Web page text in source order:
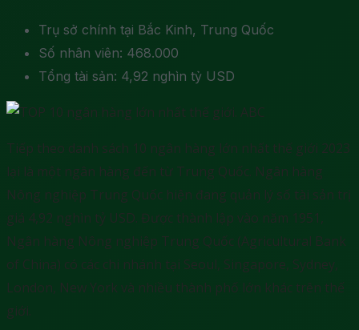
Trụ sở chính tại Bắc Kinh, Trung Quốc
Số nhân viên: 468.000
Tổng tài sản: 4,92 nghìn tỷ USD
Tiếp theo danh sách 10 ngân hàng lớn nhất thế giới 2023
lại là một ngân hàng đến từ Trung Quốc. Ngân hàng
Nông nghiệp Trung Quốc hiện đang quản lý số tài sản trị
giá 4,92 nghìn tỷ USD. Được thành lập vào năm 1951,
Ngân hàng Nông nghiệp Trung Quốc (Agricultural Bank
of China) có các chi nhánh tại Seoul, Singapore, Sydney,
London, New York và nhiều thành phố lớn khác trên thế
giới.